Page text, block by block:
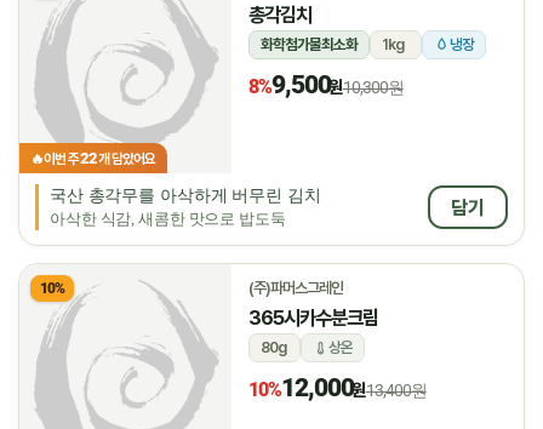
🔥이번 주22개 담았어요
총각김치
화학첨가물최소화 1kg 냉장
8%9,500원10,300원
국산 총각무를 아삭하게 버무린 김치
아삭한 식감, 새콤한 맛으로 밥도둑
담기
10% (주)파머스그레인
365시카수분크림
80g 상온
10%12,000원13,400원